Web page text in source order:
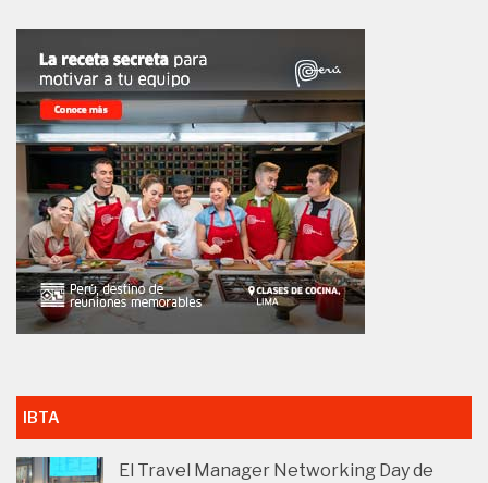
IBTA
El Travel Manager Networking Day de